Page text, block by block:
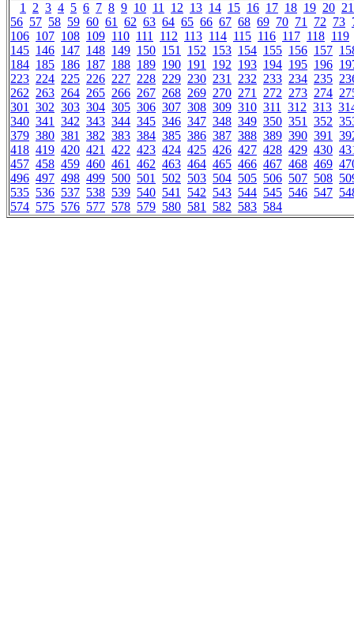
1 2 3 4 5 6 7 8 9 10 11 12 13 14 15 16 17 18 19 20 21
56 57 58 59 60 61 62 63 64 65 66 67 68 69 70 71 72 73
106 107 108 109 110 111 112 113 114 115 116 117 118 119
145 146 147 148 149 150 151 152 153 154 155 156 157
184 185 186 187 188 189 190 191 192 193 194 195 196
223 224 225 226 227 228 229 230 231 232 233 234 235
262 263 264 265 266 267 268 269 270 271 272 273 274
301 302 303 304 305 306 307 308 309 310 311 312 313
340 341 342 343 344 345 346 347 348 349 350 351 352
379 380 381 382 383 384 385 386 387 388 389 390 391
418 419 420 421 422 423 424 425 426 427 428 429 430
457 458 459 460 461 462 463 464 465 466 467 468 469
496 497 498 499 500 501 502 503 504 505 506 507 508
535 536 537 538 539 540 541 542 543 544 545 546 547
574 575 576 577 578 579 580 581 582 583 584